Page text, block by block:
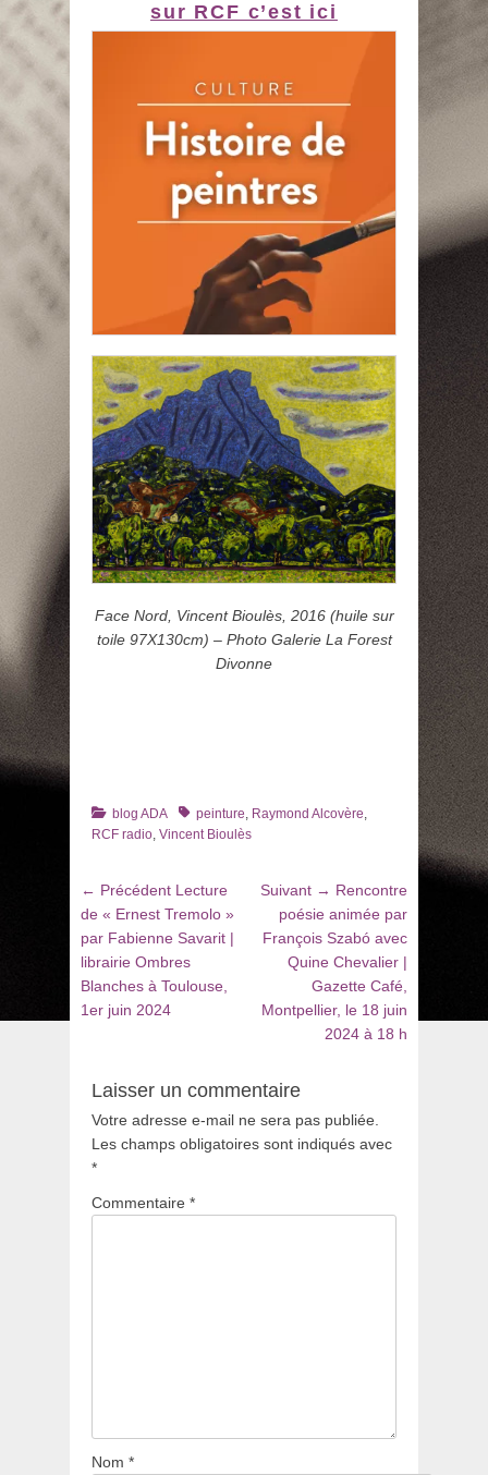
sur RCF c’est ici
Face Nord, Vincent Bioulès, 2016 (huile sur
toile 97X130cm) – Photo Galerie La Forest
Divonne
Catégories
blog ADA Tagspeinture Raymond Alcovère
RCF radio Vincent Bioulès
Navigation
de
l’article
← Précédent Article
précédent
Lecture
de « Ernest Tremolo »
par Fabienne Savarit |
librairie Ombres
Blanches à Toulouse,
1er juin 2024
Suivant → Article
suivant
:
Rencontre
poésie animée par
François Szabó avec
Quine Chevalier |
Gazette Café,
Montpellier, le 18 juin
2024 à 18 h
Laisser un commentaire
Votre adresse e-mail ne sera pas publiée.
Les champs obligatoires sont indiqués avec
*
Commentaire *
Nom *